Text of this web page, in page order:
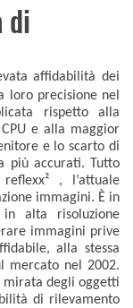
di
affidabilità dei
loro precisione nel
rispetto alla
e alla maggior
e lo scarto di
più accurati. Tutto
, l’attuale
immagini. È in
alta risoluzione
immagini prive
alla stessa
mercato nel 2002.
mirata degli oggetti
di rilevamento